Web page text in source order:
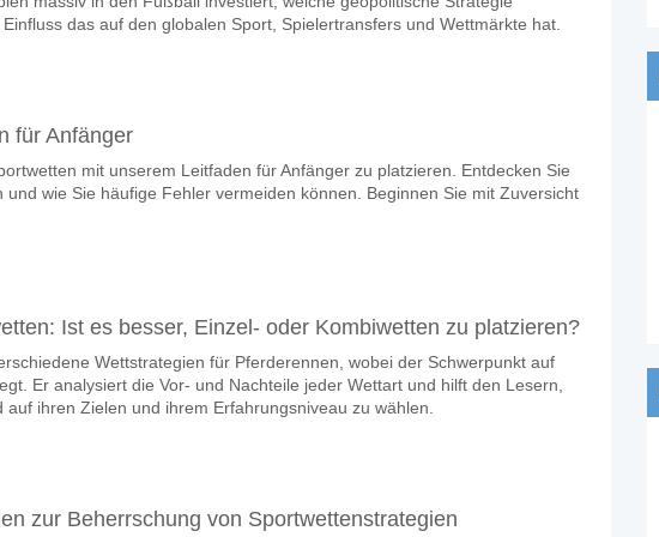
zwischen dem zu gewinnen ist Tukums v FS Jelgava?
Spiel punkten Tukums v FS Jelgava?
mit einem Prozentsatz von 62%.
Tukums v FS Jelgava?
Sie das Korrektes Ergebnis von versuchen 0-2 das hat einen prozentualen Anteil
das auf den globalen Sport, Spielertransfers und Wettmärkte hat.
für Anfänger
mit unserem Leitfaden für Anfänger zu platzieren. Entdecken Sie
und wie Sie häufige Fehler vermeiden können. Beginnen Sie mit Zuversicht
Ist es besser, Einzel- oder Kombiwetten zu platzieren?
Wettstrategien für Pferderennen, wobei der Schwerpunkt auf
Er analysiert die Vor- und Nachteile jeder Wettart und hilft den Lesern,
ihren Zielen und ihrem Erfahrungsniveau zu wählen.
zur Beherrschung von Sportwettenstrategien